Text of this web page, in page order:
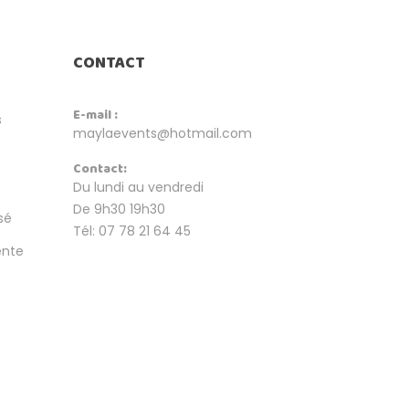
CONTACT
E-mail :
maylaevents@hotmail.com
Contact:
Du lundi au vendredi
De 9h30 19h30
Tél: 07 78 21 64 45